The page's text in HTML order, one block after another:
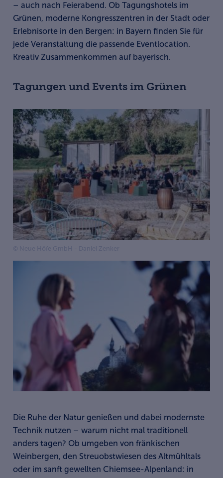
– auch nach Feierabend. Ob Tagungshotels im
Grünen, moderne Kongresszentren in der Stadt oder
Erlebnisorte in den Bergen: in Bayern finden Sie für
jede Veranstaltung die passende Eventlocation.
Kreativ Zusammenkommen auf bayerisch.
Tagungen und Events im Grünen
Die Ruhe der Natur genießen und dabei modernste
Technik nutzen – warum nicht mal traditionell
anders tagen? Ob umgeben von fränkischen
Weinbergen, den Streuobstwiesen des Altmühltals
oder im sanft gewellten Chiemsee-Alpenland: in